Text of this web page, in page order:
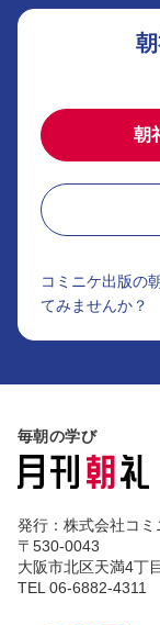
朝
コミニケ出版の
てみませんか？
毎朝の学び
発行：株式会社コミ
〒530-0043
大阪市北区天満4丁
TEL 06-6882-4311